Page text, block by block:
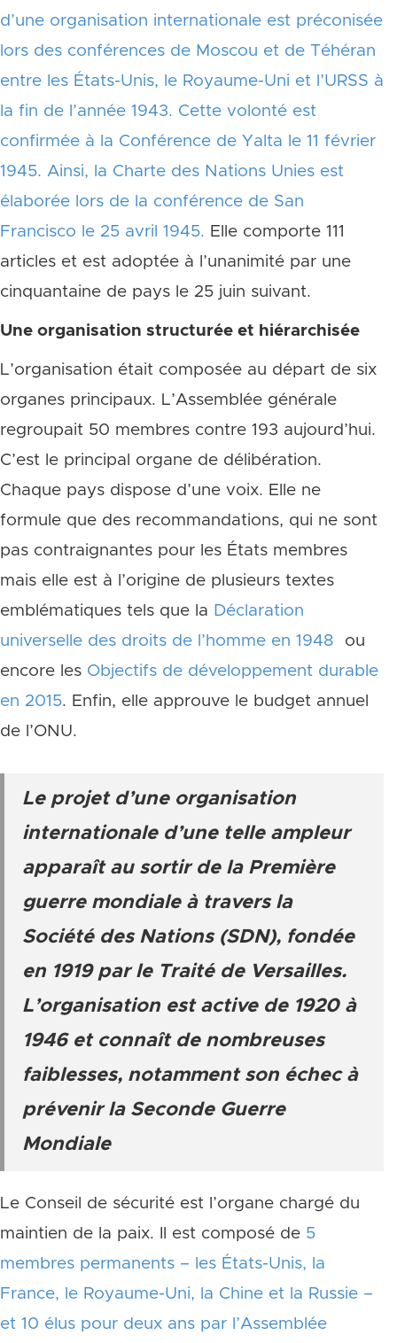
d’une organisation internationale est préconisée
lors des conférences de Moscou et de Téhéran
entre les États-Unis, le Royaume-Uni et l’URSS à
la fin de l’année 1943. Cette volonté est
confirmée à la Conférence de Yalta le 11 février
1945. Ainsi, la Charte des Nations Unies est
élaborée lors de la conférence de San
Francisco le 25 avril 1945. Elle comporte 111
articles et est adoptée à l’unanimité par une
cinquantaine de pays le 25 juin suivant.
Une organisation structurée et hiérarchisée
L’organisation était composée au départ de six
organes principaux. L’Assemblée générale
regroupait 50 membres contre 193 aujourd’hui.
C’est le principal organe de délibération.
Chaque pays dispose d’une voix. Elle ne
formule que des recommandations, qui ne sont
pas contraignantes pour les États membres
mais elle est à l’origine de plusieurs textes
emblématiques tels que la Déclaration
universelle des droits de l’homme en 1948 ou
encore les Objectifs de développement durable
en 2015. Enfin, elle approuve le budget annuel
de l’ONU.
Le projet d’une organisation
internationale d’une telle ampleur
apparaît au sortir de la Première
guerre mondiale à travers la
Société des Nations (SDN), fondée
en 1919 par le Traité de Versailles.
L’organisation est active de 1920 à
1946 et connaît de nombreuses
faiblesses, notamment son échec à
prévenir la Seconde Guerre
Mondiale
Le Conseil de sécurité est l’organe chargé du
maintien de la paix. Il est composé de 5
membres permanents – les États-Unis, la
France, le Royaume-Uni, la Chine et la Russie –
et 10 élus pour deux ans par l’Assemblée